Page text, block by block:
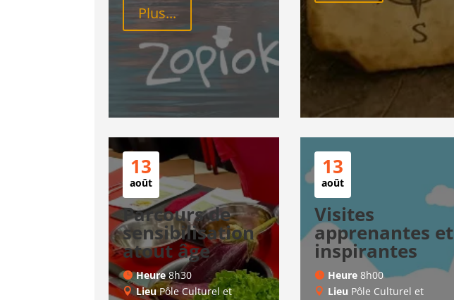
Plus...
13
août
Parcours de
sensibilisation
atout âge
Heure8h30
LieuPôle Culturel et
13
août
Visites
apprenantes et
inspirantes
Heure 8h00
Lieu Pôle Culturel et